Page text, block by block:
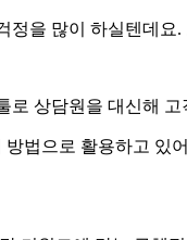
정을 많이 하실텐데
로 상담원을 대신해
법으로 활용하고 있